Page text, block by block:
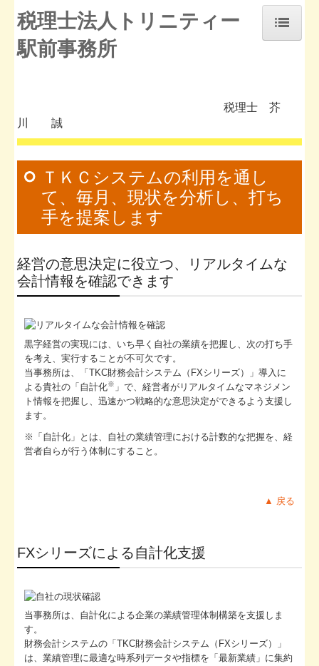
ホーム
事務所紹介
経営理念
交通案内
業務案内
セミナー案内
よくある質問
リンク集
お問合せ
FX4クラウド
経営者お役立ち情報
経営改善計画の策定支援
経営改善オンデマンド講座
創業をお考えの方へ
税理士法人トリニティー
駅前事務所
税理士 芥
川 誠
ＴＫＣシステムの利用を通し
て、毎月、現状を分析し、打ち
手を提案します
経営の意思決定に役立つ、リアルタイムな
会計情報を確認できます
黒字経営の実現には、いち早く自社の業績を把握し、次の打ち手
を考え、実行することが不可欠です。
当事務所は、「TKC財務会計システム（FXシリーズ）」導入に
よる貴社の「自計化※ 」で、経営者がリアルタイムなマネジメン
ト情報を把握し、迅速かつ戦略的な意思決定ができるよう支援し
ます。
※「自計化」とは、自社の業績管理における計数的な把握を、経
営者自らが行う体制にすること。
▲ 戻る
FXシリーズによる自計化支援
当事務所は、自計化による企業の業績管理体制構築を支援しま
す。
財務会計システムの「TKC財務会計システム（FXシリーズ）」
は、業績管理に最適な時系列データや指標を「最新業績」に集約